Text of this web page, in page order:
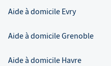
Aide à domicile Evry
Aide à domicileGrenoble
Aide à domicile Havre